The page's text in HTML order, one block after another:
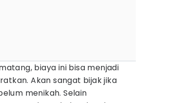
biaya ini bisa menjadi
Akan sangat bijak jika
menikah. Selain